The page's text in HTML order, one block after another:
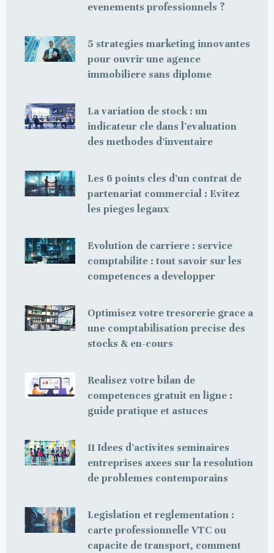
evenements professionnels ?
5 strategies marketing innovantes
pour ouvrir une agence
immobiliere sans diplome
La variation de stock : un
indicateur cle dans l’evaluation
des methodes d’inventaire
Les 6 points cles d’un contrat de
partenariat commercial : Evitez
les pieges legaux
Evolution de carriere : service
comptabilite : tout savoir sur les
competences a developper
Optimisez votre tresorerie grace a
une comptabilisation precise des
stocks & en-cours
Realisez votre bilan de
competences gratuit en ligne :
guide pratique et astuces
11 Idees d’activites seminaires
entreprises axees sur la resolution
de problemes contemporains
Legislation et reglementation :
carte professionnelle VTC ou
capacite de transport, comment